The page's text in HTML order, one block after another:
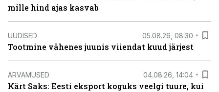
mille hind ajas kasvab
UUDISED 05.08.26, 08:30
Tootmine vähenes juunis viiendat kuud järjest
ARVAMUSED 04.08.26, 14:04
Kärt Saks: Eesti eksport koguks veelgi tuure, kui